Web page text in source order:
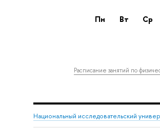
пн вт ср
Расписание занятий по
Национальный исследовательский